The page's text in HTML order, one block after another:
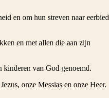
en om hun streven naar eerbied
en met allen die aan zijn
kinderen van God genoemd.
onze Messias en onze Heer.